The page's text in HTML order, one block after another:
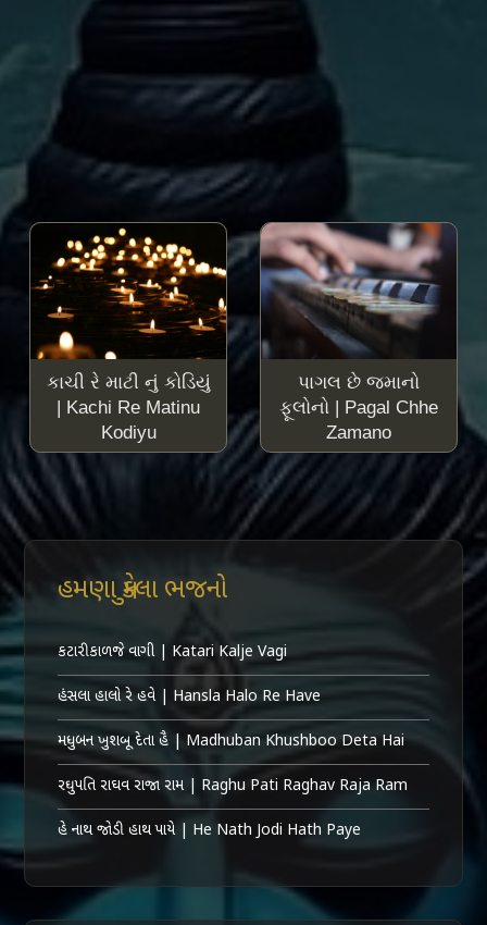
કાચી રે માટી નું કોડિયું
| Kachi Re Matinu
Kodiyu
પાગલ છે જમાનો
ફૂલોનો | Pagal Chhe
Zamano
હમણા મુકેલા ભજનો
કટારી કાળજે વાગી | Katari Kalje Vagi
હંસલા હાલો રે હવે | Hansla Halo Re Have
મધુબન ખુશબૂ દેતા હૈ | Madhuban Khushboo Deta Hai
રઘુપતિ રાઘવ રાજા રામ | Raghu Pati Raghav Raja Ram
હે નાથ જોડી હાથ પાયે | He Nath Jodi Hath Paye